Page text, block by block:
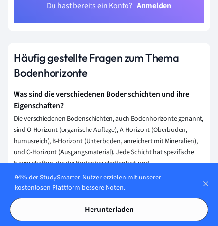
Du hast bereits ein Konto? Anmelden
Häufig gestellte Fragen zum Thema
Bodenhorizonte
Was sind die verschiedenen Bodenschichten und ihre
Eigenschaften?
Die verschiedenen Bodenschichten, auch Bodenhorizonte genannt,
sind O-Horizont (organische Auflage), A-Horizont (Oberboden,
humusreich), B-Horizont (Unterboden, anreichert mit Mineralien),
und C-Horizont (Ausgangsmaterial). Jede Schicht hat spezifische
Eigenschaften, die die Bodenbeschaffenheit und
Nährstoffverfügbarkeit beeinflussen.
Bodenhorizonte entstehen durch physische und chemische
Verwitterung von Gestein, biologische Aktivität und die
94% der StudySmarter-Nutzer erzielen mit unserer
kostenlosen Plattform bessere Noten.
Herunterladen